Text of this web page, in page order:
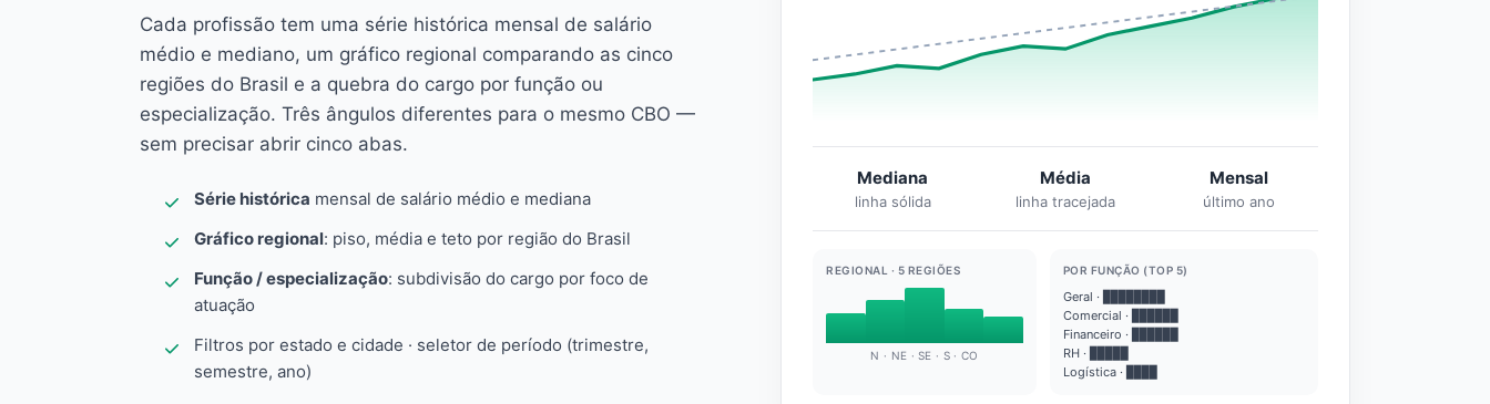
Cada profissão tem uma série histórica mensal de salário
médio e mediano, um gráfico regional comparando as cinco
regiões do Brasil e a quebra do cargo por função ou
especialização. Três ângulos diferentes para o mesmo CBO —
sem precisar abrir cinco abas.
Série histórica mensal de salário médio e mediana
Gráfico regional: piso, média e teto por região do Brasil
Função / especialização: subdivisão do cargo por foco de
atuação
Filtros por estado e cidade · seletor de período (trimestre,
semestre, ano)
Mediana
linha sólida
Média
linha tracejada
Mensal
último ano
REGIONAL · 5 REGIÕES
N · NE · SE · S · CO
POR FUNÇÃO (TOP 5)
Geral · ████████
Comercial · ██████
Financeiro · ██████
RH · █████
Logística · ████